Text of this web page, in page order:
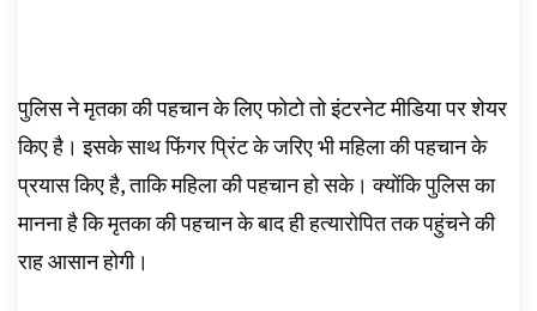
पुलिस ने मृतका की पहचान के लिए फोटो तो इंटरनेट मीडिया पर शेयर
किए है। इसके साथ फिंगर प्रिंट के जरिए भी महिला की पहचान के
प्रयास किए है, ताकि महिला की पहचान हो सके। क्योंकि पुलिस का
मानना है कि मृतका की पहचान के बाद ही हत्यारोपित तक पहुंचने की
राह आसान होगी।